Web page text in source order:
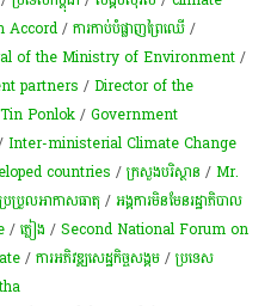
Accord /ការ​កាប់​បំផ្លាញព្រៃឈើ /
of the Ministry of Environment /
partners /Director of the
Ponlok /Government
Inter-ministerial Climate Change
countries /ក្រសួងបរិស្ថាន /Mr.
រែប្រួលអាកាសធាតុ /អង្គការមិនមែនរដ្ឋាភិបាល
/ភ្លៀង​ /Second National Forum on
/​ការ​អភិវឌ្ឍ​សេដ្ឋកិច្ច​សង្គម​ /ប្រទេស​